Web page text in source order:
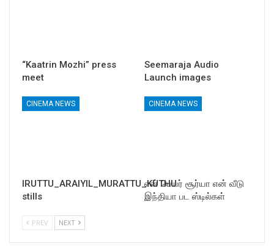
“Kaatrin Mozhi” press
meet
Seemaraja Audio
Launch images
CINEMA NEWS
IRUTTU_ARAIYIL_MURATTU_KUTHU
stills
CINEMA NEWS
என் பெயர் சூர்யா என் வீடு
இந்தியா பட ஸ்டில்கள்
PREV NEXT